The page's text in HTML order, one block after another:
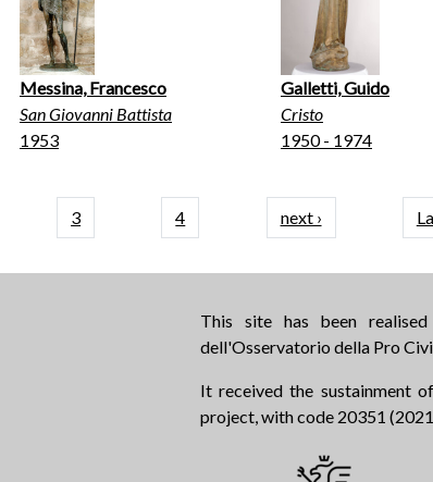
Messina, Francesco
San Giovanni Battista
1953
Galletti, Guido
Cristo
1950 - 1974
3 4 next ›Next page
This site has been
dell'Osservatorio della Pro
It received the sustainment
project, with code 20351